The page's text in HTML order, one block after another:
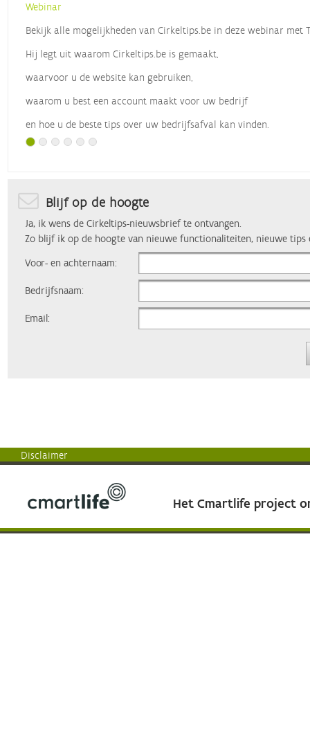
Webinar
Bekijk alle mogelijkheden van Cirkeltips.be in deze webinar met
Hij legt uit waarom Cirkeltips.be is gemaakt,
waarvoor u de website kan gebruiken,
waarom u best een account maakt voor uw bedrijf
en hoe u de beste tips over uw bedrijfsafval kan vinden.
Blijf op de hoogte
Ja, ik wens de Cirkeltips-nieuwsbrief te ontvangen.
Zo blijf ik op de hoogte van nieuwe functionaliteiten, nieuwe tips
Voor- en achternaam:
Bedrijfsnaam:
Email:
Disclaimer
Het Cmartlife project